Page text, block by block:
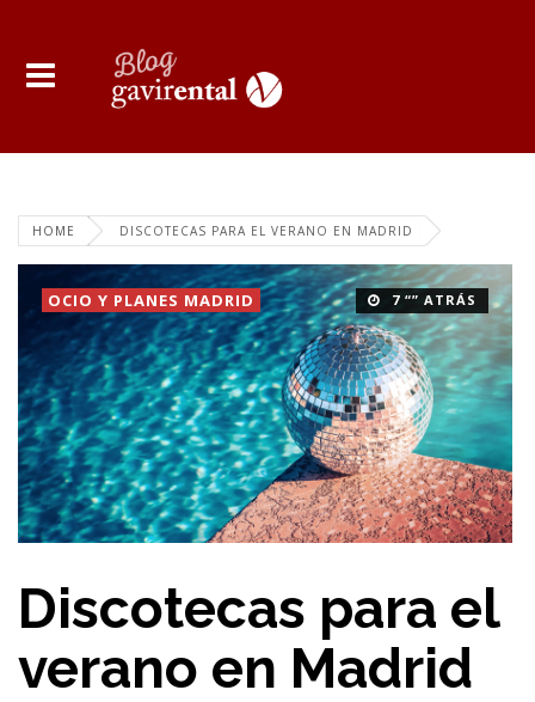
HOME DISCOTECAS PARA EL VERANO EN MADRID
7 “” ATRÁS
OCIO Y PLANES MADRID
Discotecas para el
verano en Madrid